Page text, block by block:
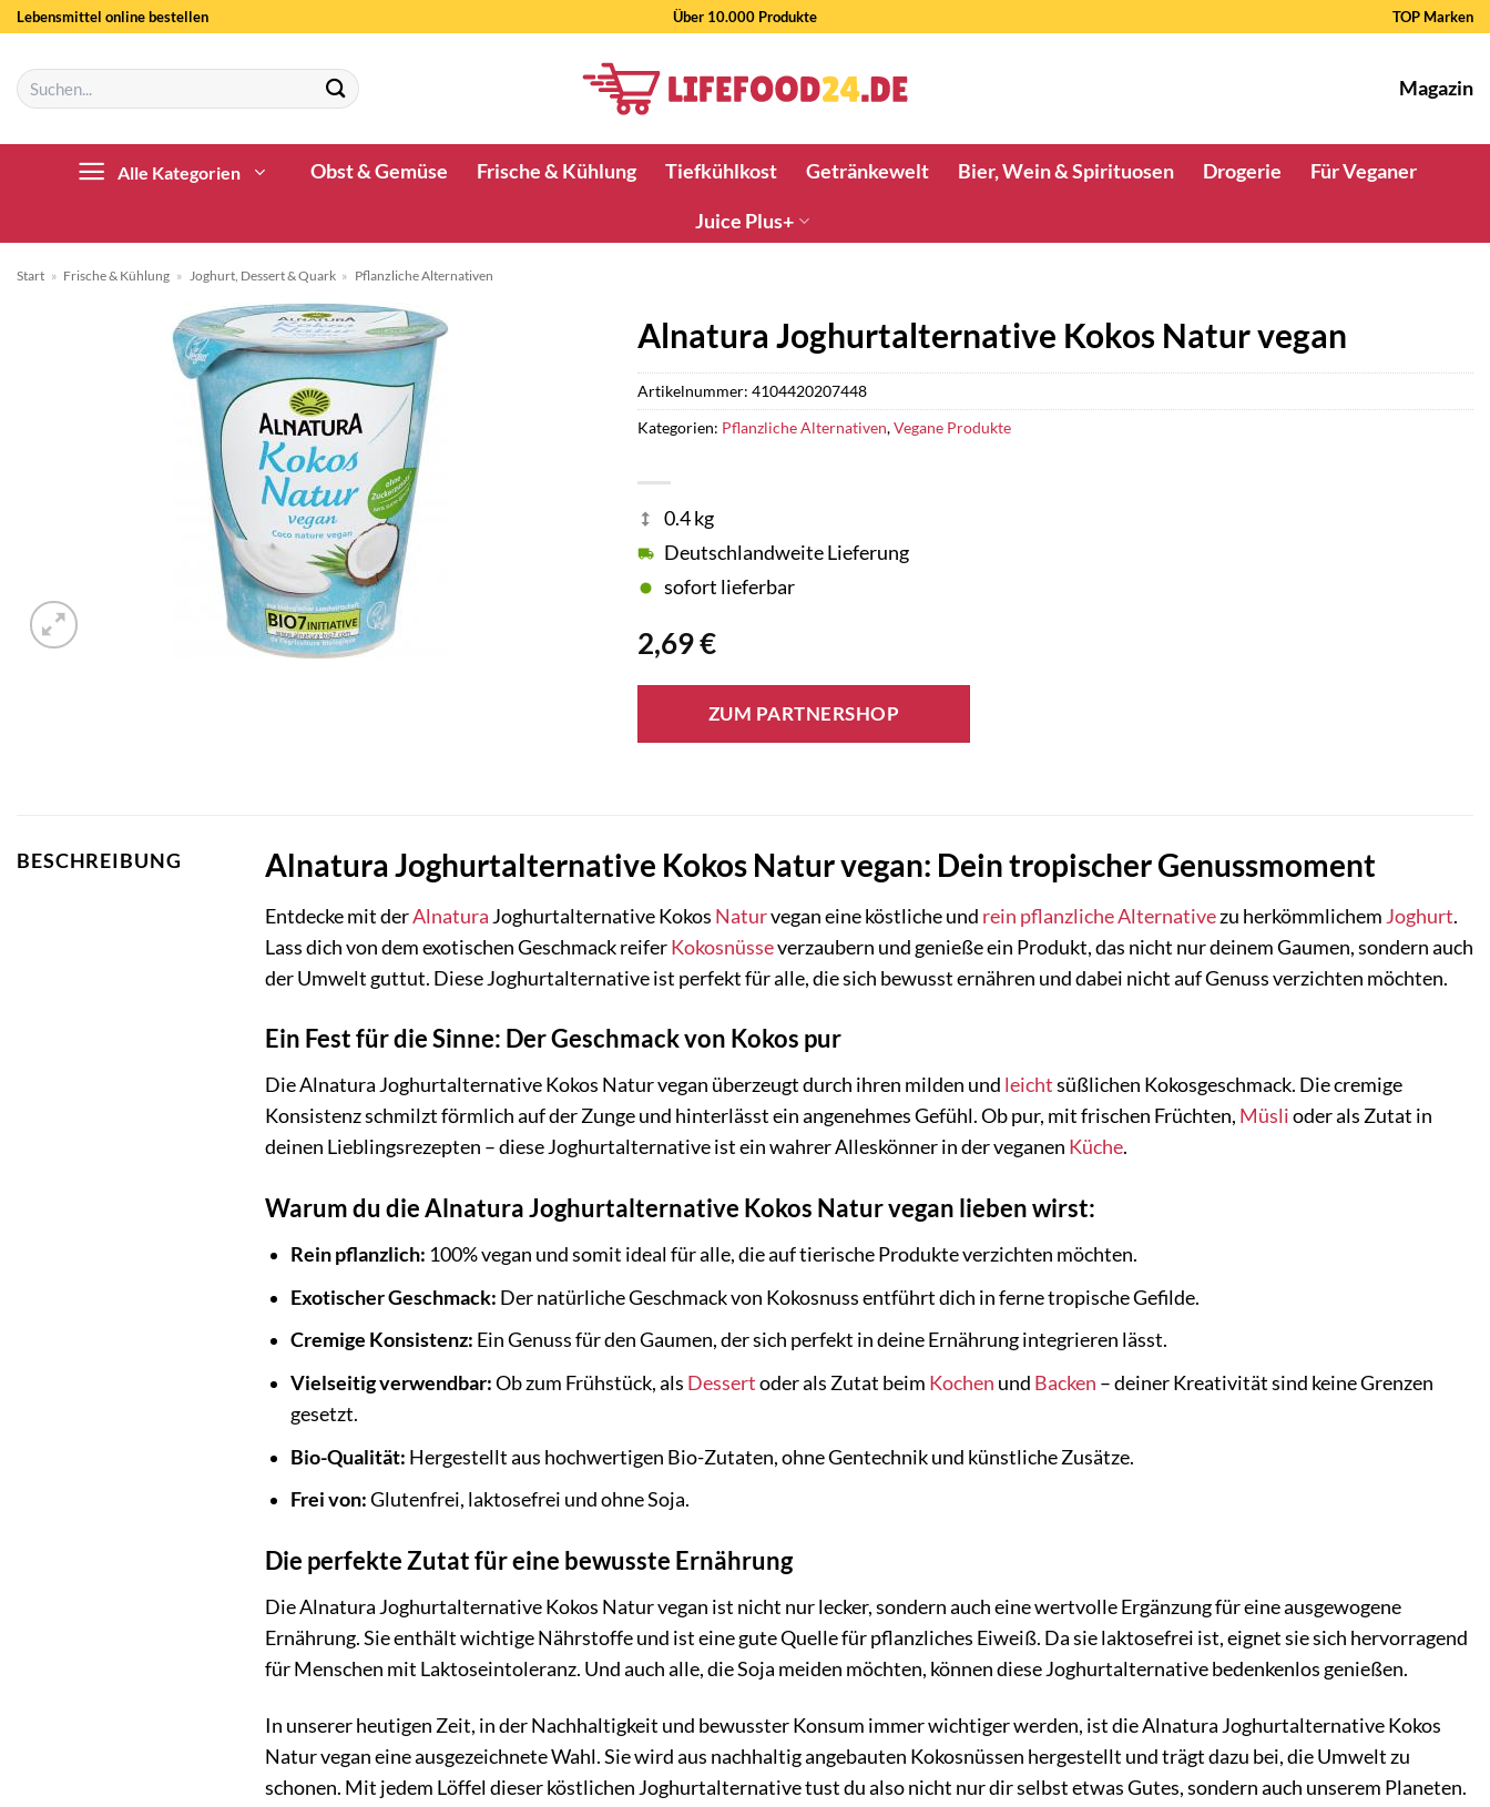
Zum
springen
Lebensmittel online bestellen Über 10.000 Produkte TOP Marken
Suchen
nach:
Magazin
Alle Kategorien Obst & Gemüse Frische & Kühlung Tiefkühlkost Getränkewelt Bier, Wein & Spirituosen Drogerie Für Veganer
Juice Plus+
Start » Frische & Kühlung » Joghurt, Dessert & Quark » Pflanzliche Alternativen
Alnatura Joghurtalternative Kokos Natur vegan
2,69€
0.4 kg
Deutschlandweite Lieferung
sofort lieferbar
ZUM PARTNERSHOP
Artikelnummer: 4104420207448
Kategorien: Pflanzliche Alternativen,Vegane Produkte
BESCHREIBUNG Alnatura Joghurtalternative Kokos Natur vegan: Dein tropischer Genussmoment
Entdecke mit derAlnatura Joghurtalternative Kokos Naturvegan eine köstliche und rein pflanzliche Alternativezu herkömmlichem Joghurt.
Lass dich von dem exotischen Geschmack reiferKokosnüsseverzaubern und genieße ein Produkt, das nicht nur deinem Gaumen, sondern auch
der Umwelt guttut. Diese Joghurtalternative ist perfekt für alle, die sich bewusst ernähren und dabei nicht auf Genuss verzichten möchten.
Ein Fest für die Sinne: Der Geschmack von Kokos pur
Die Alnatura Joghurtalternative Kokos Natur vegan überzeugt durch ihren milden und leichtsüßlichen Kokosgeschmack. Die cremige
Konsistenz schmilzt förmlich auf der Zunge und hinterlässt ein angenehmes Gefühl. Ob pur, mit frischen Früchten, Müslioder als Zutat in
deinen Lieblingsrezepten – diese Joghurtalternative ist ein wahrer Alleskönner in der veganen Küche.
Warum du die Alnatura Joghurtalternative Kokos Natur vegan lieben wirst:
Rein pflanzlich: 100% vegan und somit ideal für alle, die auf tierische Produkte verzichten möchten.
Exotischer Geschmack: Der natürliche Geschmack von Kokosnuss entführt dich in ferne tropische Gefilde.
Cremige Konsistenz: Ein Genuss für den Gaumen, der sich perfekt in deine Ernährung integrieren lässt.
Vielseitig verwendbar:Ob zum Frühstück, als Dessertoder als Zutat beim Kochen und Backen – deiner Kreativität sind keine Grenzen
gesetzt.
Bio-Qualität: Hergestellt aus hochwertigen Bio-Zutaten, ohne Gentechnik und künstliche Zusätze.
Frei von:Glutenfrei, laktosefrei und ohne Soja.
Die perfekte Zutat für eine bewusste Ernährung
Die Alnatura Joghurtalternative Kokos Natur vegan ist nicht nur lecker, sondern auch eine wertvolle Ergänzung für eine ausgewogene
Ernährung. Sie enthält wichtige Nährstoffe und ist eine gute Quelle für pflanzliches Eiweiß. Da sie laktosefrei ist, eignet sie sich hervorragend
für Menschen mit Laktoseintoleranz. Und auch alle, die Soja meiden möchten, können diese Joghurtalternative bedenkenlos genießen.
In unserer heutigen Zeit, in der Nachhaltigkeit und bewusster Konsum immer wichtiger werden, ist die Alnatura Joghurtalternative Kokos
Natur vegan eine ausgezeichnete Wahl. Sie wird aus nachhaltig angebauten Kokosnüssen hergestellt und trägt dazu bei, die Umwelt zu
schonen. Mit jedem Löffel dieser köstlichen Joghurtalternative tust du also nicht nur dir selbst etwas Gutes, sondern auch unserem Planeten.